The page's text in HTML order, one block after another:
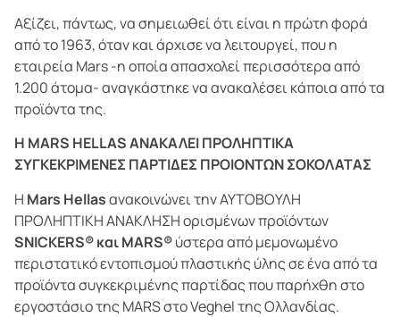
Αξίζει, πάντως, να σημειωθεί ότι είναι η πρώτη φορά
από το 1963, όταν και άρχισε να λειτουργεί, που η
εταιρεία Mars -η οποία απασχολεί περισσότερα από
1.200 άτομα- αναγκάστηκε να ανακαλέσει κάποια από τα
προϊόντα της.
H MARS HELLAS ΑΝΑΚΑΛΕΙ ΠΡΟΛΗΠΤΙΚΑ
ΣΥΓΚΕΚΡΙΜΕΝΕΣ ΠΑΡΤΙΔΕΣ ΠΡΟΙΟΝΤΩΝ ΣΟΚΟΛΑΤΑΣ
H Mars Hellasανακοινώνει την ΑΥΤΟΒΟΥΛΗ
ΠΡΟΛΗΠΤΙΚΗ ΑΝΑΚΛΗΣΗ ορισμένων προϊόντων
SNICKERS® και MARS®ύστερα από μεμονωμένο
περιστατικό εντοπισμού πλαστικής ύλης σε ένα από τα
προϊόντα συγκεκριμένης παρτίδας που παρήχθη στο
εργοστάσιο της MARS στο Veghel της Ολλανδίας.